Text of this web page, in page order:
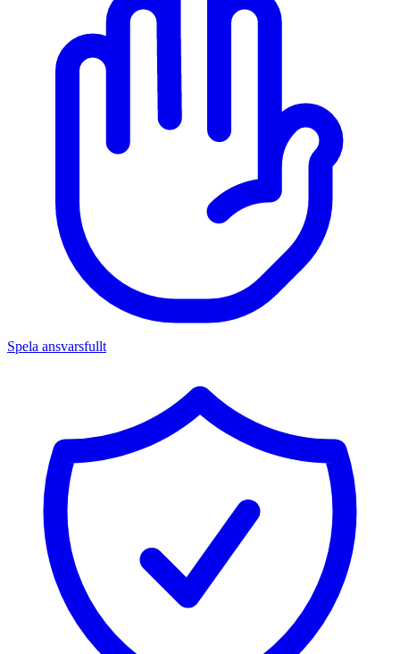
Spela ansvarsfullt